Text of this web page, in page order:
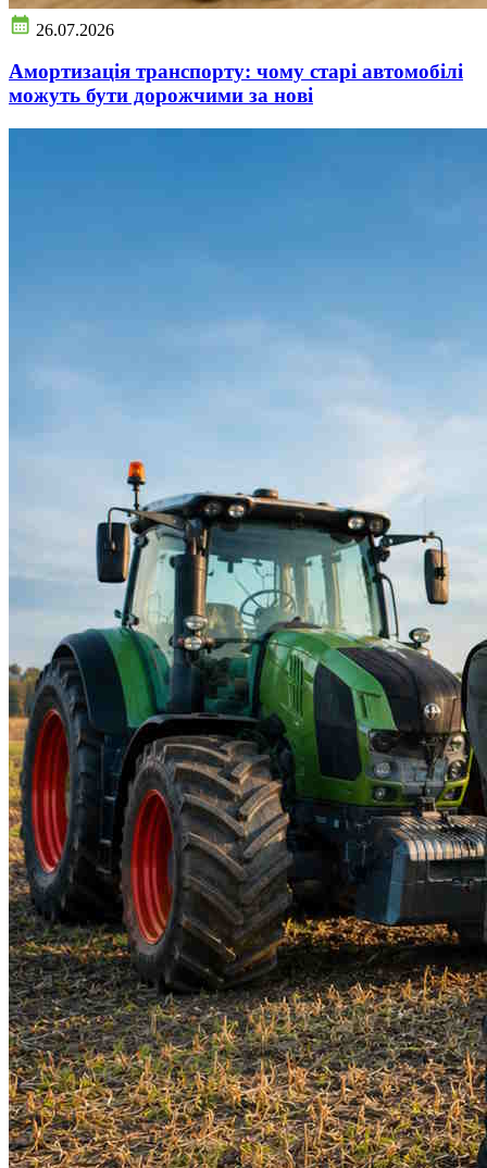
26.07.2026
Амортизація транспорту: чому старі автомобілі
можуть бути дорожчими за нові